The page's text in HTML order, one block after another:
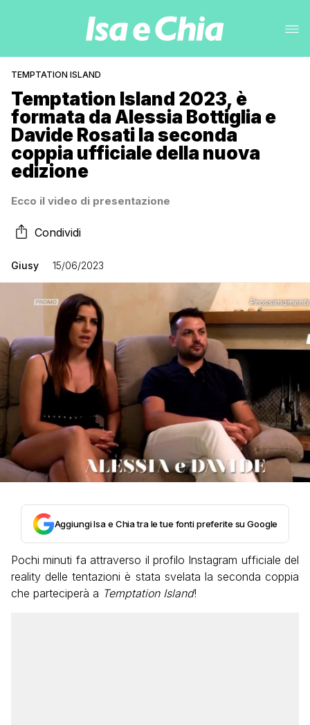
TEMPTATION ISLAND
Temptation Island 2023, è
formata da Alessia Bottiglia e
Davide Rosati la seconda
coppia ufficiale della nuova
edizione
Ecco il video di presentazione
Condividi
Giusy 15/06/2023
Aggiungi Isa e Chia tra le tue fonti preferite su Google
Pochi minuti fa attraverso il profilo Instagram ufficiale del
reality delle tentazioni è stata svelata la seconda coppia
che parteciperà a Temptation Island!